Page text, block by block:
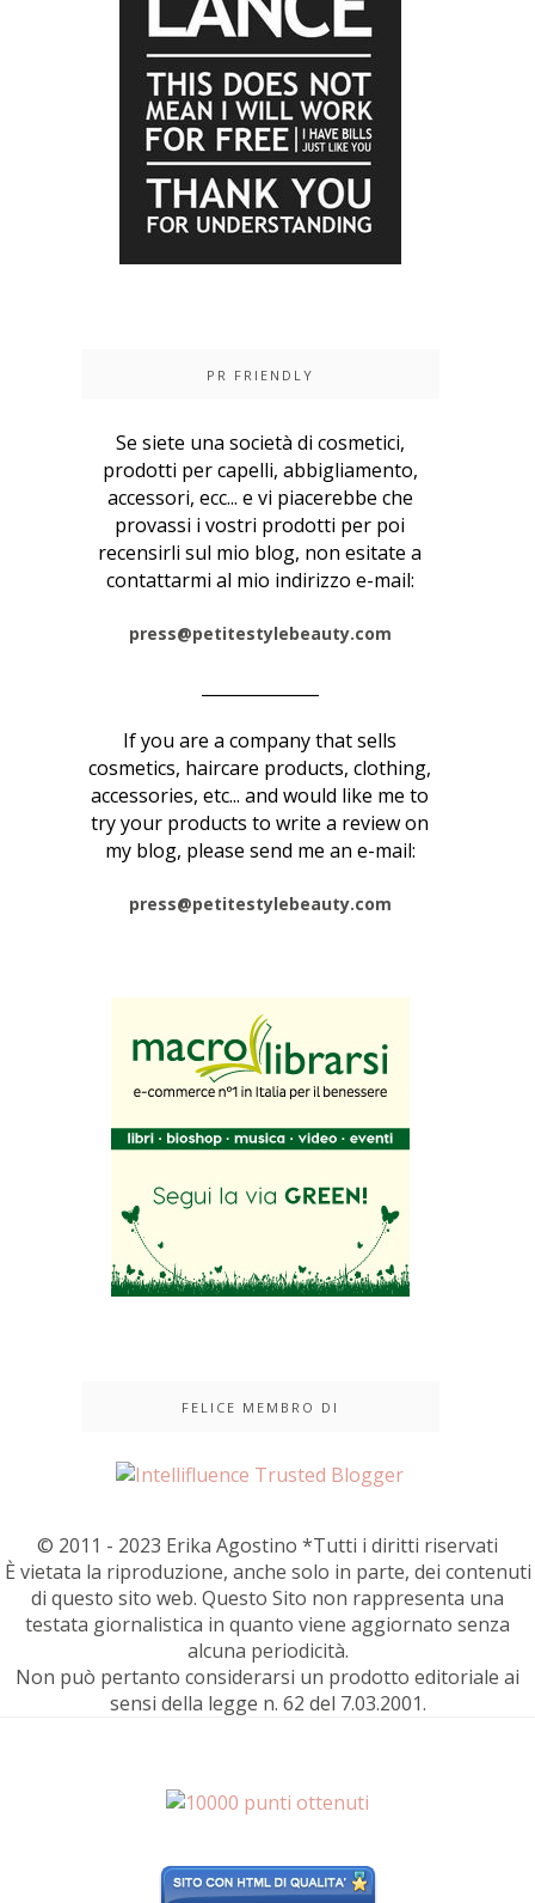
PR FRIENDLY
Se siete una società di cosmetici,
prodotti per capelli, abbigliamento,
accessori, ecc... e vi piacerebbe che
provassi i vostri prodotti per poi
recensirli sul mio blog, non esitate a
contattarmi al mio indirizzo e-mail:
press@petitestylebeauty.com
If you are a company that sells
cosmetics, haircare products, clothing,
accessories, etc... and would like me to
try your products to write a review on
my blog, please send me an e-mail:
press@petitestylebeauty.com
FELICE MEMBRO DI
© 2011 - 2023 Erika Agostino *Tutti i diritti riservati
È vietata la riproduzione, anche solo in parte, dei contenuti
di questo sito web. Questo Sito non rappresenta una
testata giornalistica in quanto viene aggiornato senza
alcuna periodicità.
Non può pertanto considerarsi un prodotto editoriale ai
sensi della legge n. 62 del 7.03.2001.